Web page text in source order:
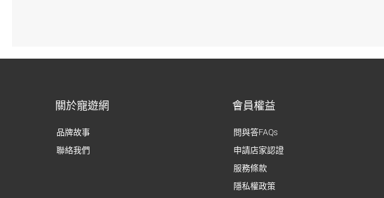
關於寵遊網
品牌故事
聯絡我們
會員權益
問與答FAQs
申請店家認證
服務條款
隱私權政策